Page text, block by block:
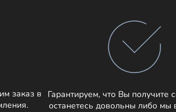
заказ в
Гарантируем, что Вы получите
останетесь довольны либо мы